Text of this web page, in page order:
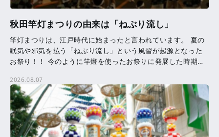
秋田竿灯まつりの由来は「ねぶり流し」
竿灯まつりは、江戸時代に始まったと言われています。 夏の
眠気や邪気を払う「ねぶり流し」という風習が起源となった
お祭り！！ 今のように竿燈を使ったお祭りに発展した時期等
[…]
2026.08.07